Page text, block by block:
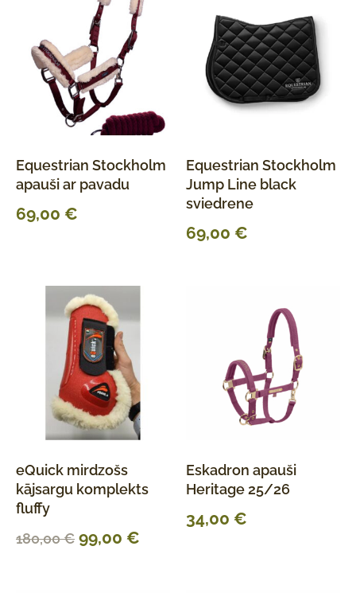
Equestrian Stockholm
apauši ar pavadu
69,00 €
Equestrian Stockholm
Jump Line black
sviedrene
69,00 €
eQuick mirdzošs
kājsargu komplekts
fluffy
180,00€ 99,00 €
Eskadron apauši
Heritage 25/26
34,00 €